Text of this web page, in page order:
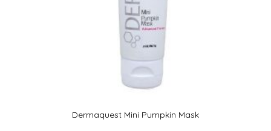
Dermaquest Mini Pumpkin Mask